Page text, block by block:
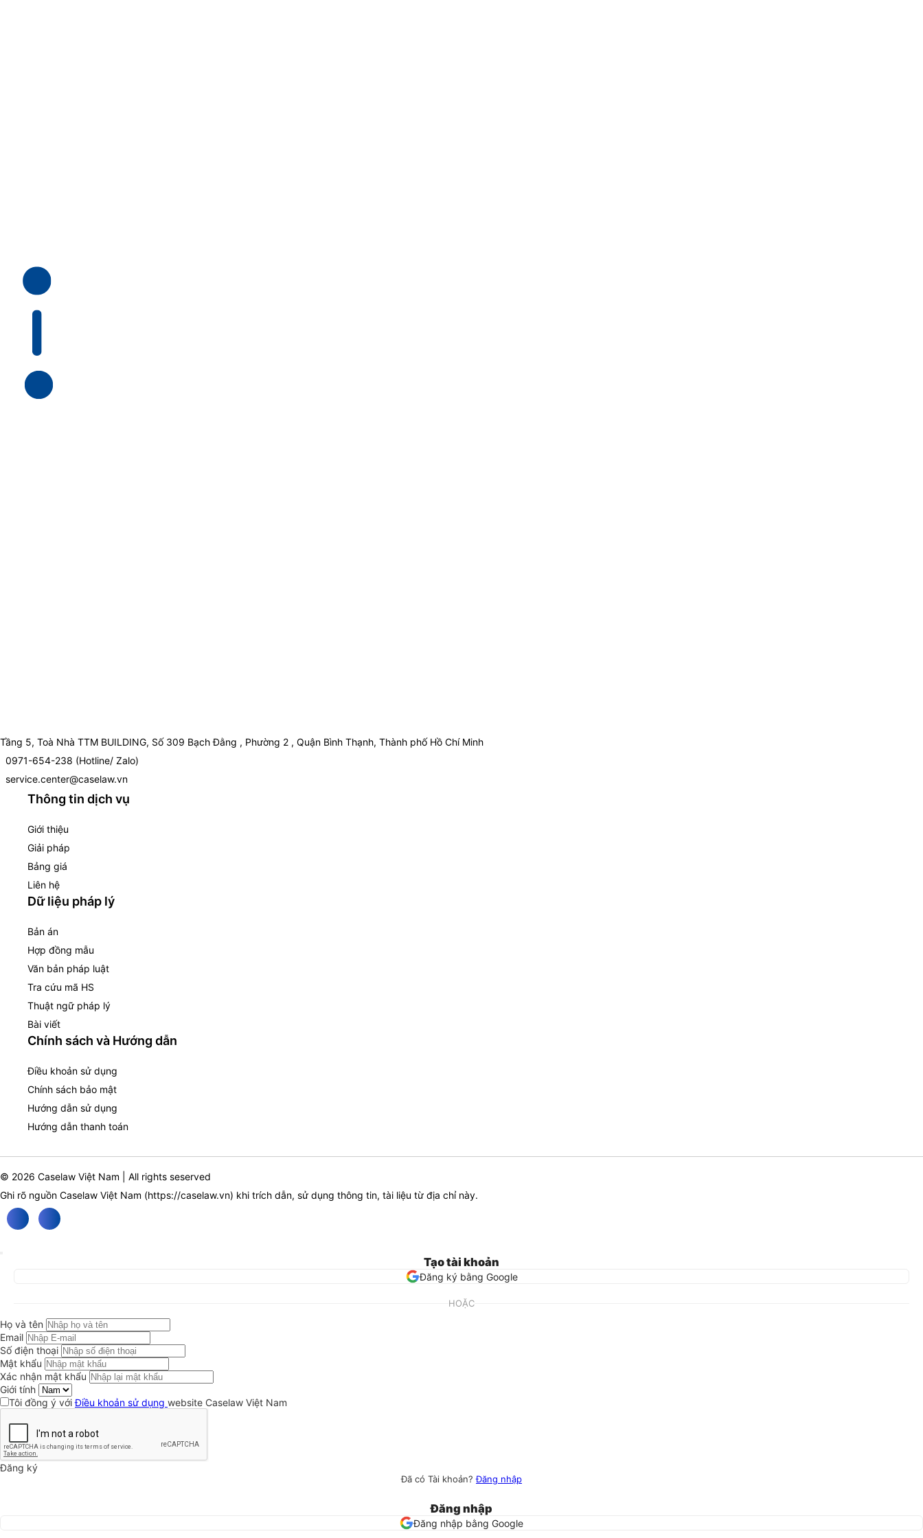
Tầng 5, Toà Nhà TTM BUILDING, Số 309 Bạch Đằng , Phường 2 , Quận Bình Thạnh, Thành phố Hồ Chí Minh
0971-654-238 (Hotline/ Zalo)
service.center@caselaw.vn
Thông tin dịch vụ
Giới thiệu
Giải pháp
Bảng giá
Liên hệ
Dữ liệu pháp lý
Bản án
Hợp đồng mẫu
Văn bản pháp luật
Tra cứu mã HS
Thuật ngữ pháp lý
Bài viết
Chính sách và Hướng dẫn
Điều khoản sử dụng
Chính sách bảo mật
Hướng dẫn sử dụng
Hướng dẫn thanh toán
© 2026 Caselaw Việt Nam | All rights seserved
Ghi rõ nguồn Caselaw Việt Nam (https://caselaw.vn) khi trích dẫn, sử dụng thông tin, tài liệu từ địa chỉ này.
Tạo tài khoản
Đăng ký bằng Google
HOẶC
Họ và tên
Email
Số điện thoại
Mật khẩu
Xác nhận mật khẩu
Giới tính
Tôi đồng ý vớiĐiều khoản sử dụng website Caselaw Việt Nam
Đăng ký
Đã có Tài khoản?Đăng nhập
Đăng nhập
Đăng nhập bằng Google